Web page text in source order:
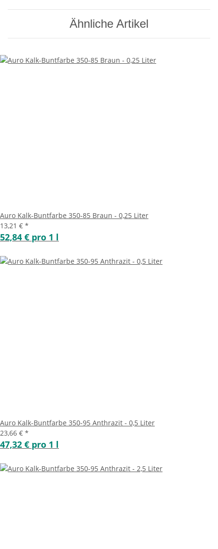
Ähnliche Artikel
Auro Kalk-Buntfarbe 350-85 Braun - 0,25 Liter
13,21 € *
52,84 € pro 1 l
Auro Kalk-Buntfarbe 350-95 Anthrazit - 0,5 Liter
23,66 € *
47,32 € pro 1 l